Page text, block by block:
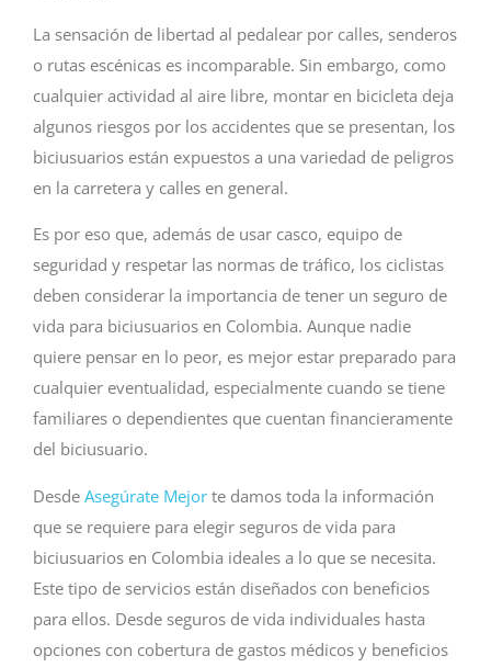
La sensación de libertad al pedalear por calles, senderos
o rutas escénicas es incomparable. Sin embargo, como
cualquier actividad al aire libre, montar en bicicleta deja
algunos riesgos por los accidentes que se presentan, los
biciusuarios están expuestos a una variedad de peligros
en la carretera y calles en general.
Es por eso que, además de usar casco, equipo de
seguridad y respetar las normas de tráfico, los ciclistas
deben considerar la importancia de tener un seguro de
vida para biciusuarios en Colombia. Aunque nadie
quiere pensar en lo peor, es mejor estar preparado para
cualquier eventualidad, especialmente cuando se tiene
familiares o dependientes que cuentan financieramente
del biciusuario.
Desde Asegúrate Mejor te damos toda la información
que se requiere para elegir seguros de vida para
biciusuarios en Colombia ideales a lo que se necesita.
Este tipo de servicios están diseñados con beneficios
para ellos. Desde seguros de vida individuales hasta
opciones con cobertura de gastos médicos y beneficios